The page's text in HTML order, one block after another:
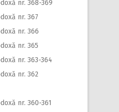
nr. 368-369
nr. 367
nr. 366
nr. 365
nr. 363-364
nr. 362
nr. 360-361